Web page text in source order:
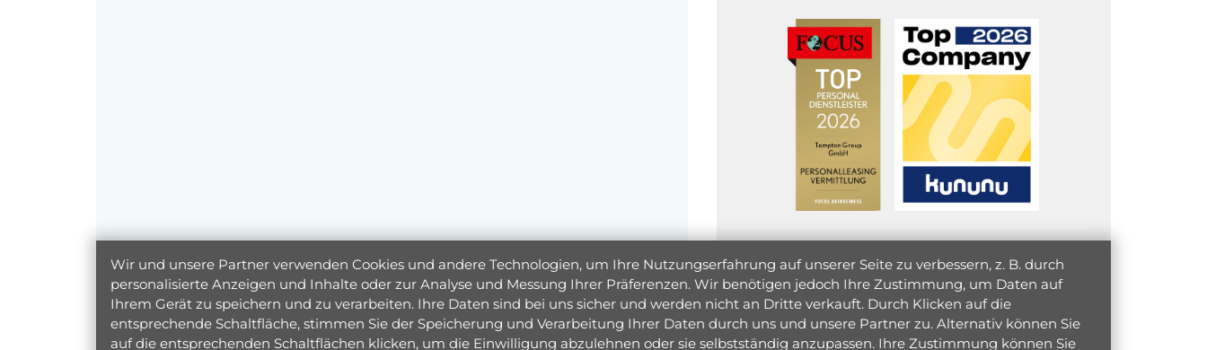
Wir und unsere Partner verwenden Cookies und andere Technologien, um Ihre Nutzungserfahrung auf unserer Seite zu verbessern, z. B. durch
personalisierte Anzeigen und Inhalte oder zur Analyse und Messung Ihrer Präferenzen. Wir benötigen jedoch Ihre Zustimmung, um Daten auf
Ihrem Gerät zu speichern und zu verarbeiten. Ihre Daten sind bei uns sicher und werden nicht an Dritte verkauft. Durch Klicken auf die
entsprechende Schaltfläche, stimmen Sie der Speicherung und Verarbeitung Ihrer Daten durch uns und unsere Partner zu. Alternativ können Sie
auf die entsprechenden Schaltflächen klicken, um die Einwilligung abzulehnen oder sie selbstständig anzupassen. Ihre Zustimmung können Sie